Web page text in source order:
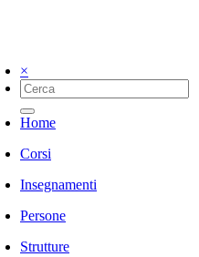
×
Home
Corsi
Insegnamenti
Persone
Strutture